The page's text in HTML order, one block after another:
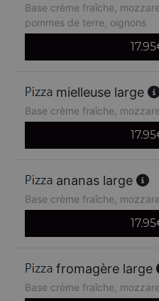
Base crème fraîche,
pommes de terre, oignons
17.95
mielleuse large
Base crème fraîche,
17.95
ananas large
Base crème fraîche,
17.95
fromagère large
Base crème fraîche,